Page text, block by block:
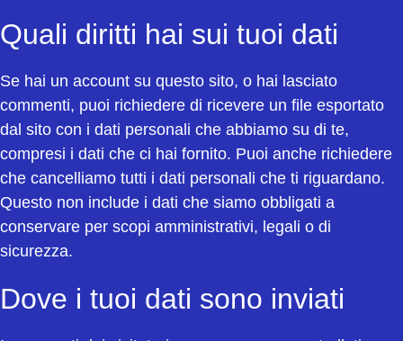
Quali diritti hai sui tuoi dati
Se hai un account su questo sito, o hai lasciato
commenti, puoi richiedere di ricevere un file esportato
dal sito con i dati personali che abbiamo su di te,
compresi i dati che ci hai fornito. Puoi anche richiedere
che cancelliamo tutti i dati personali che ti riguardano.
Questo non include i dati che siamo obbligati a
conservare per scopi amministrativi, legali o di
sicurezza.
Dove i tuoi dati sono inviati